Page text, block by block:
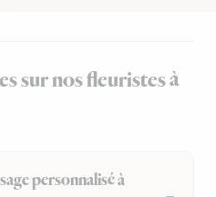
sur nos fleuristes à
personnalisé à